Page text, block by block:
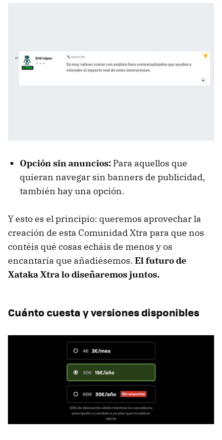
Opción sin anuncios: Para aquellos que
quieran navegar sin banners de publicidad,
también hay una opción.
Y esto es el principio: queremos aprovechar la
creación de esta Comunidad Xtra para que nos
contéis qué cosas echáis de menos y os
encantaría que añadiésemos. El futuro de
Xataka Xtra lo diseñaremos juntos.
Cuánto cuesta y versiones disponibles